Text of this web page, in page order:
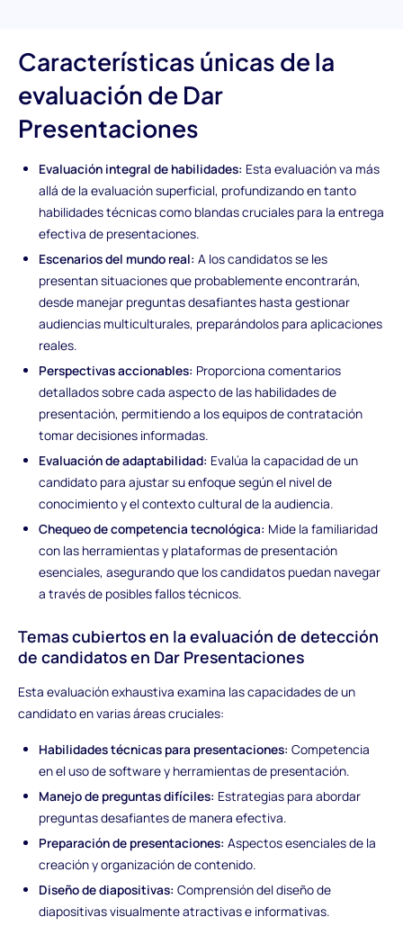
Características únicas de la
evaluación de Dar
Presentaciones
Evaluación integral de habilidades: Esta evaluación va más
allá de la evaluación superficial, profundizando en tanto
habilidades técnicas como blandas cruciales para la entrega
efectiva de presentaciones.
Escenarios del mundo real: A los candidatos se les
presentan situaciones que probablemente encontrarán,
desde manejar preguntas desafiantes hasta gestionar
audiencias multiculturales, preparándolos para aplicaciones
reales.
Perspectivas accionables: Proporciona comentarios
detallados sobre cada aspecto de las habilidades de
presentación, permitiendo a los equipos de contratación
tomar decisiones informadas.
Evaluación de adaptabilidad: Evalúa la capacidad de un
candidato para ajustar su enfoque según el nivel de
conocimiento y el contexto cultural de la audiencia.
Chequeo de competencia tecnológica: Mide la familiaridad
con las herramientas y plataformas de presentación
esenciales, asegurando que los candidatos puedan navegar
a través de posibles fallos técnicos.
Temas cubiertos en la evaluación de detección
de candidatos en Dar Presentaciones
Esta evaluación exhaustiva examina las capacidades de un
candidato en varias áreas cruciales:
Habilidades técnicas para presentaciones: Competencia
en el uso de software y herramientas de presentación.
Manejo de preguntas difíciles: Estrategias para abordar
preguntas desafiantes de manera efectiva.
Preparación de presentaciones: Aspectos esenciales de la
creación y organización de contenido.
Diseño de diapositivas: Comprensión del diseño de
diapositivas visualmente atractivas e informativas.